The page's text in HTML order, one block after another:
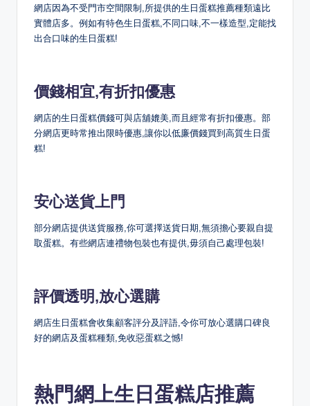
網店因為不受門市空間限制,所提供的生日蛋糕推薦種類遠比
實體店多。例如有特色生日蛋糕,不同口味,不一樣造型,定能找
出合口味的生日蛋糕!
價錢相宜,有折扣優惠
網店的生日蛋糕價錢可與店舖媲美,而且經常有折扣優惠。部
分網店更時常推出限時優惠,讓你以低廉價錢買到高質生日蛋
糕!
安心送貨上門
部分網店提供送貨服務,你可選擇送貨日期,無須擔心要親自提
取蛋糕。有些網店連禮物包裝也有提供,毋須自己處理包裝!
評價透明,放心選購
網店生日蛋糕會收集顧客評分及評語,令你可放心選購口碑良
好的網店及蛋糕種類,免收惡蛋糕之憾!
熱門網上生日蛋糕店推薦